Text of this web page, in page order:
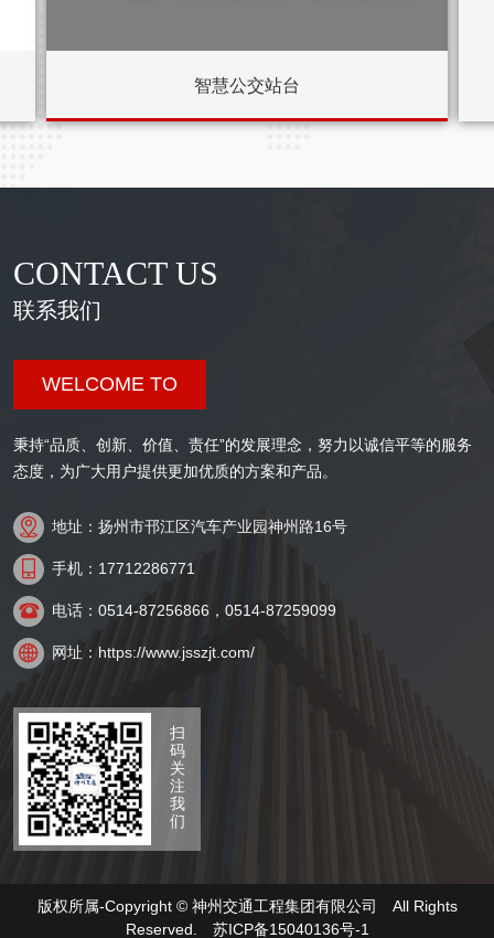
智慧公交站台
CONTACT US
联系我们
WELCOME TO
秉持“品质、创新、价值、责任”的发展理念，努力以诚信平等的服务
态度，为广大用户提供更加优质的方案和产品。
 地址：扬州市邗江区汽车产业园神州路16号
 手机：17712286771
 电话：0514-87256866，0514-87259099
 网址：https://www.jsszjt.com/
扫
码
关
注
我
们
版权所属-Copyright © 神州交通工程集团有限公司 All Rights
Reserved. 苏ICP备15040136号-1